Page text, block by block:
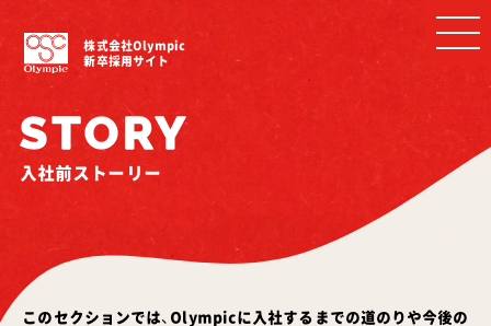
株式会社Olympic
新卒採用サイト
STORY
入社前ストーリー
このセクションでは、Olympicに入社するまでの道のりや今後の